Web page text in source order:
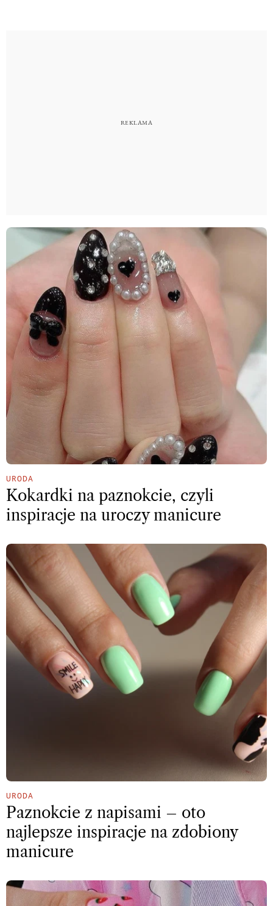
URODA
Kokardki na paznokcie, czyli
inspiracje na uroczy manicure
URODA
Paznokcie z napisami – oto
najlepsze inspiracje na zdobiony
manicure